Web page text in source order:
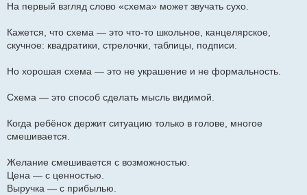
На первый взгляд слово «схема» может звучать сухо.
Кажется, что схема — это что-то школьное, канцелярское,
скучное: квадратики, стрелочки, таблицы, подписи.
Но хорошая схема — это не украшение и не формальность.
Схема — это способ сделать мысль видимой.
Когда ребёнок держит ситуацию только в голове, многое
смешивается.
Желание смешивается с возможностью.
Цена — с ценностью.
Выручка — с прибылью.